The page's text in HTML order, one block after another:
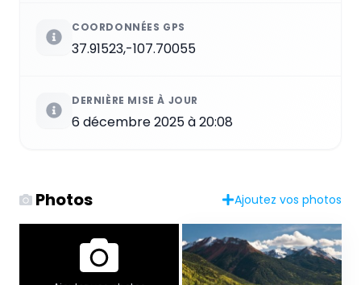
COORDONNÉES GPS
37.91523,-107.70055
DERNIÈRE MISE À JOUR
6 décembre 2025 à 20:08
Photos Ajoutez vos photos